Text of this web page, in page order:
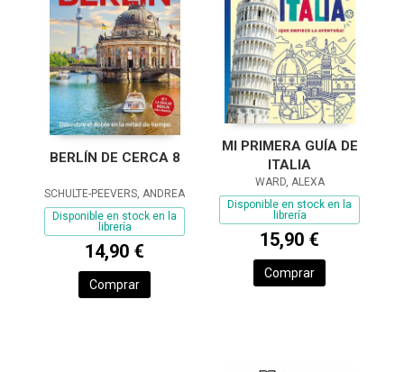
BERLÍN DE CERCA 8
SCHULTE-PEEVERS, ANDREA
Disponible en stock en la
librería
14,90 €
Comprar
MI PRIMERA GUÍA DE
ITALIA
WARD, ALEXA
Disponible en stock en la
librería
15,90 €
Comprar